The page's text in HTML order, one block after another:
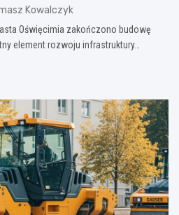
Kowalczyk
Oświęcimia zakończono budowę
element rozwoju infrastruktury…